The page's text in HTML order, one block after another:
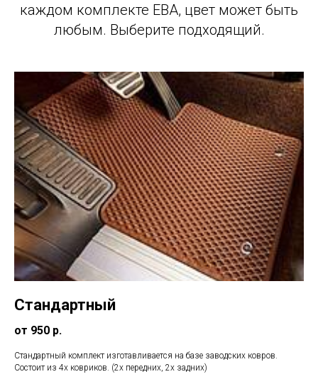
каждом комплекте ЕВА, цвет может быть
любым. Выберите подходящий.
Стандартный
от 950 р.
Стандартный комплект изготавливается на базе заводских ковров.
Состоит из 4х ковриков. (2х передних, 2х задних)